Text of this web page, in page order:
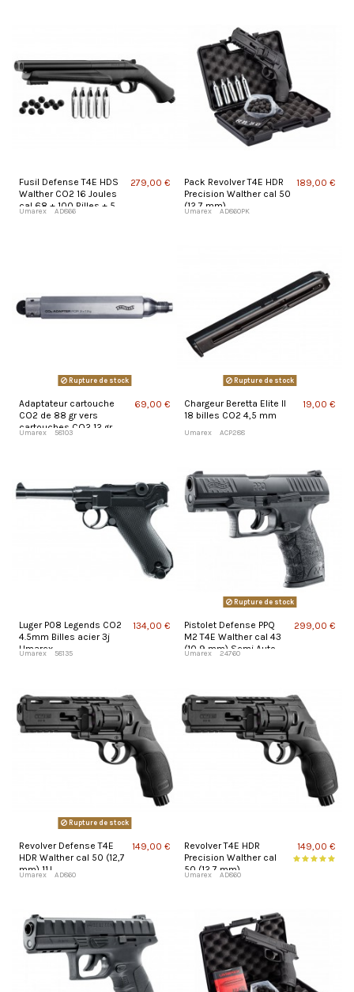
Fusil Defense T4E HDS
Walther CO2 16 Joules
cal 68 + 100 Billes + 5
Umarex AD866
279,00 €
Pack Revolver T4E HDR
Precision Walther cal 50
(12,7 mm)
Umarex AD860PK
189,00 €
Rupture de stock
Adaptateur cartouche
CO2 de 88 gr vers
cartouches CO2 12 gr
Umarex 58103
69,00 €
Rupture de stock
Chargeur Beretta Elite II
18 billes CO2 4,5 mm
Umarex ACP288
19,00 €
Luger P08 Legends CO2
4.5mm Billes acier 3j
Umarex
Umarex 58135
134,00 €
Rupture de stock
Pistolet Defense PPQ
M2 T4E Walther cal 43
(10,9 mm) Semi Auto
Umarex 24760
299,00 €
Rupture de stock
Revolver Defense T4E
HDR Walther cal 50 (12,7
mm) 11J
Umarex AD860
149,00 €
Revolver T4E HDR
Precision Walther cal
50 (12,7 mm)
Umarex AD860
149,00 €